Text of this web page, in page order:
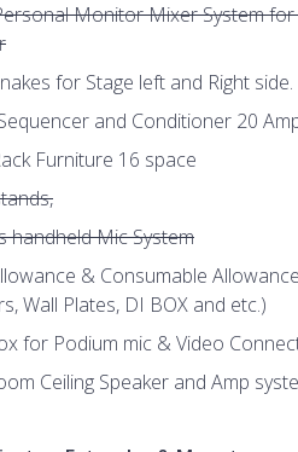
Monitor Mixer System
for Stage left and Right side.
and Conditioner 20
Furniture 16 space
handheld Mic System
& Consumable
Wall Plates, DI BOX and etc.)
for Podium mic & Video
Ceiling Speaker and Amp